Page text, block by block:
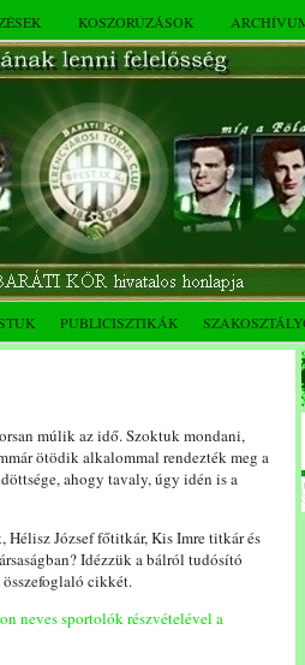
KOSZORÚZÁSOK
PUBLICISZTIKÁK
múlik az idő. Szoktuk mondani,
ötödik alkalommal rendezték meg a
ahogy tavaly, úgy idén is a
József főtitkár, Kis Imre titkár és
Idézzük a bálról tudósító
cikkét.
neves sportolók részvételével a